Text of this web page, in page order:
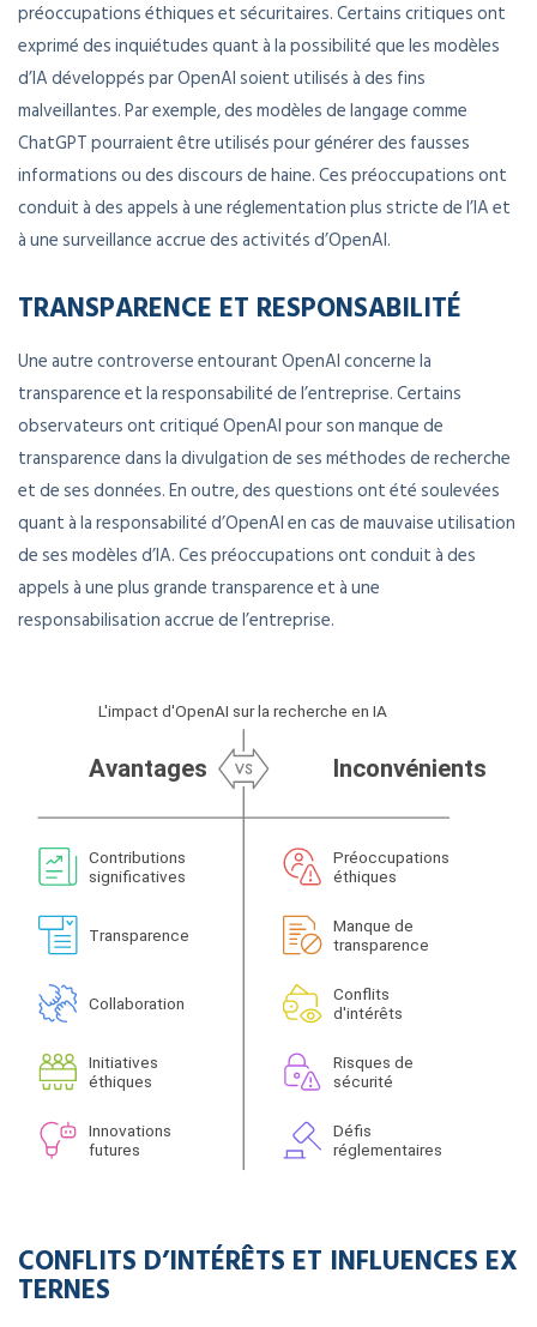
préoccupations éthiques et sécuritaires. Certains critiques ont
exprimé des inquiétudes quant à la possibilité que les modèles
d’IA développés par OpenAI soient utilisés à des fins
malveillantes. Par exemple, des modèles de langage comme
ChatGPT pourraient être utilisés pour générer des fausses
informations ou des discours de haine. Ces préoccupations ont
conduit à des appels à une réglementation plus stricte de l’IA et
à une surveillance accrue des activités d’OpenAI.
TRANSPARENCE ET RESPONSABILITÉ
Une autre controverse entourant OpenAI concerne la
transparence et la responsabilité de l’entreprise. Certains
observateurs ont critiqué OpenAI pour son manque de
transparence dans la divulgation de ses méthodes de recherche
et de ses données. En outre, des questions ont été soulevées
quant à la responsabilité d’OpenAI en cas de mauvaise utilisation
de ses modèles d’IA. Ces préoccupations ont conduit à des
appels à une plus grande transparence et à une
responsabilisation accrue de l’entreprise.
CONFLITS D’INTÉRÊTS ET INFLUENCES EX
TERNES